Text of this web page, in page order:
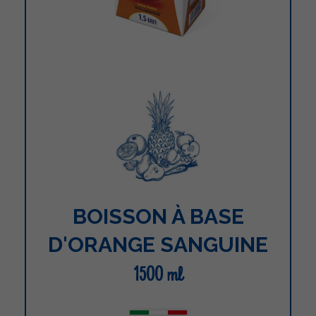
BOISSON À BASE
D'ORANGE SANGUINE
1500 ml